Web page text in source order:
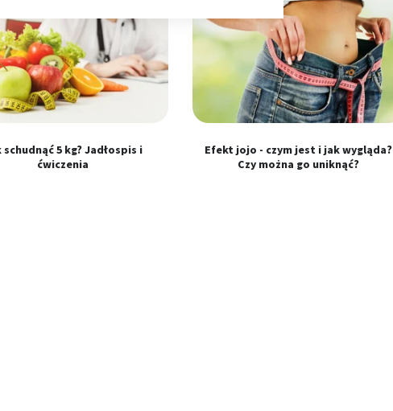
schudnąć 5 kg? Jadłospis i
ćwiczenia
Efekt jojo - czym jest i jak wygląda?
Czy można go uniknąć?
różnych źródeł